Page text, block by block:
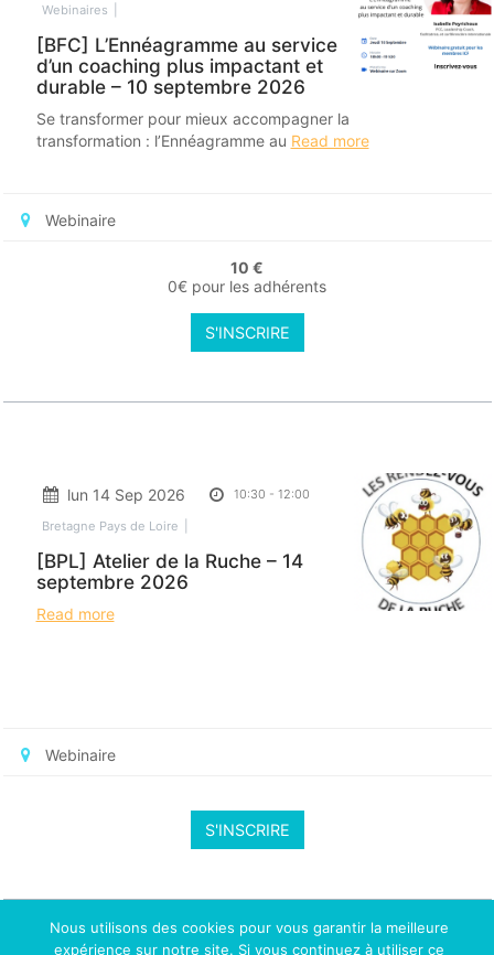
Webinaires
[BFC] L’Ennéagramme au service
d’un coaching plus impactant et
durable – 10 septembre 2026
Se transformer pour mieux accompagner la
transformation : l’Ennéagramme au Read more
Webinaire
10 €
0€ pour les adhérents
S'INSCRIRE
lun 14 Sep 2026 10:30 - 12:00
Bretagne Pays de Loire
[BPL] Atelier de la Ruche – 14
septembre 2026
Read more
Webinaire
S'INSCRIRE
Nous utilisons des cookies pour vous garantir la meilleure
expérience sur notre site. Si vous continuez à utiliser ce